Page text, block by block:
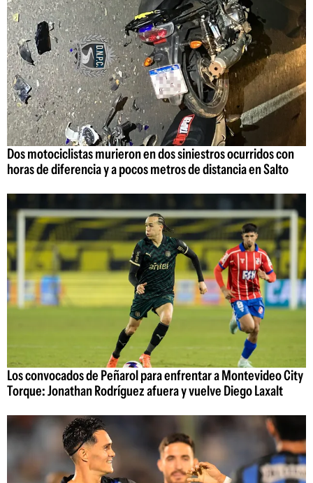
Dos motociclistas murieron en dos siniestros ocurridos con
horas de diferencia y a pocos metros de distancia en Salto
Los convocados de Peñarol para enfrentar a Montevideo City
Torque: Jonathan Rodríguez afuera y vuelve Diego Laxalt